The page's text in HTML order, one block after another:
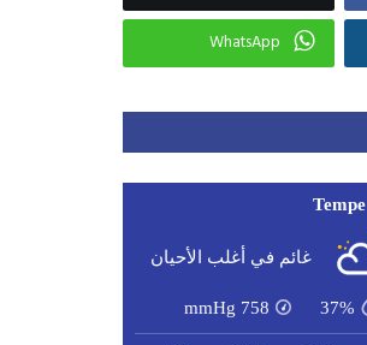
WhatsApp
Tempe
غائم في أغلب الأحيان
37%
758
mmHg